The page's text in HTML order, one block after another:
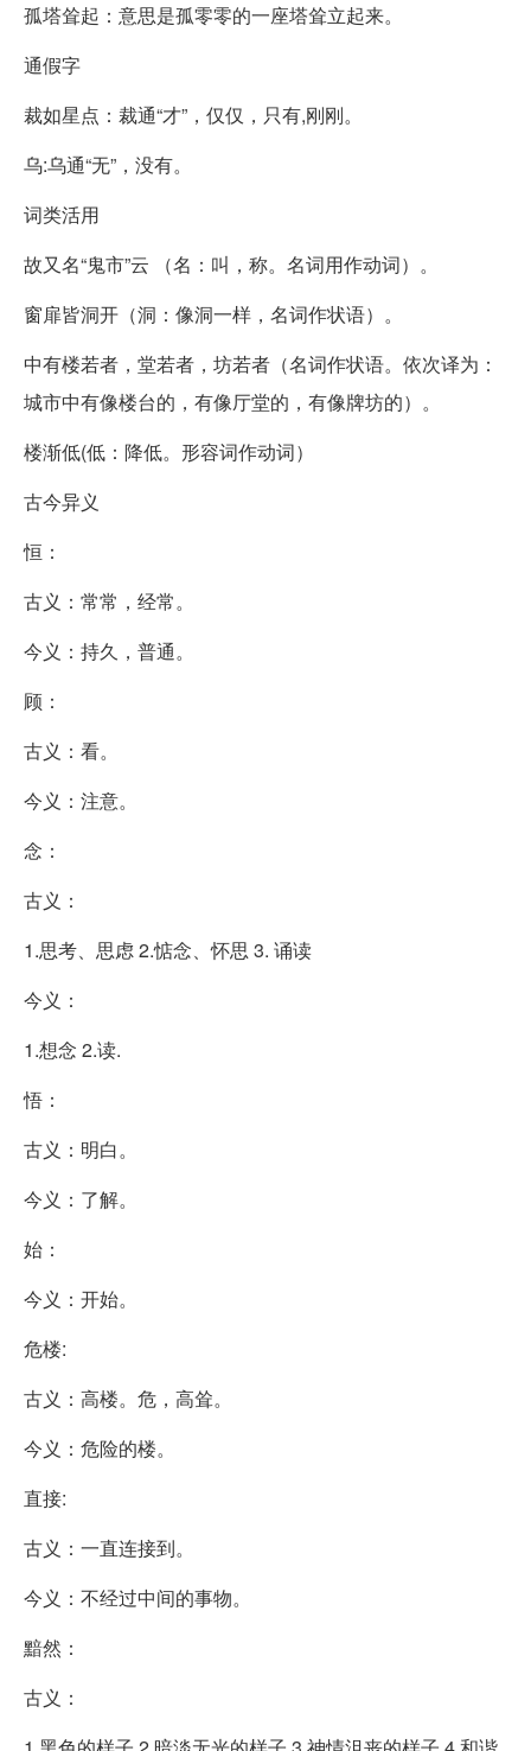
孤塔耸起：意思是孤零零的一座塔耸立起来。
通假字
裁如星点：裁通“才”，仅仅，只有,刚刚。
乌:乌通“无”，没有。
词类活用
故又名“鬼市”云 （名：叫，称。名词用作动词）。
窗扉皆洞开（洞：像洞一样，名词作状语）。
中有楼若者，堂若者，坊若者（名词作状语。依次译为：
城市中有像楼台的，有像厅堂的，有像牌坊的）。
楼渐低(低：降低。形容词作动词）
古今异义
恒：
古义：常常，经常。
今义：持久，普通。
顾：
古义：看。
今义：注意。
念：
古义：
1.思考、思虑 2.惦念、怀思 3. 诵读
今义：
1.想念 2.读.
悟：
古义：明白。
今义：了解。
始：
今义：开始。
危楼:
古义：高楼。危，高耸。
今义：危险的楼。
直接:
古义：一直连接到。
今义：不经过中间的事物。
黯然：
古义：